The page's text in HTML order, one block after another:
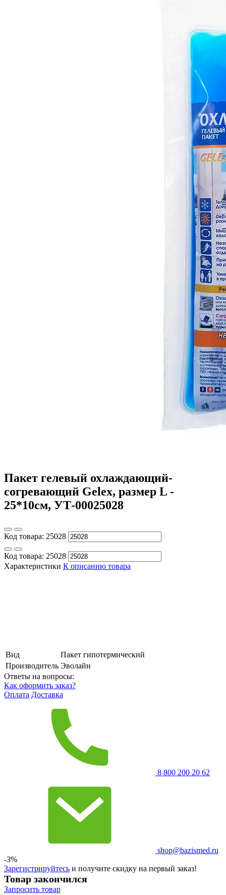
Пакет гелевый охлаждающий-
согревающий Gelex, размер L -
25*10см, УТ-00025028
Код товара: 25028
Код товара: 25028
Характеристики К описанию товара
Вид
Пакет гипотермический
Производитель Эволайн
Ответы на вопросы:
Как оформить заказ?
Оплата Доставка
8 800 200 20 62
shop@bazismed.ru
-3%
Зарегистрируйтесь и получите скидку на первый заказ!
Товар закончился
Запросить товар